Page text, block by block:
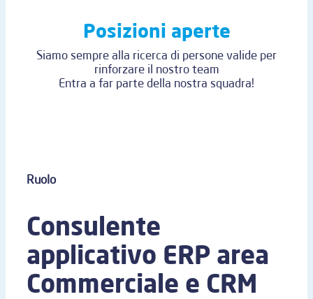
Posizioni aperte
Siamo sempre alla ricerca di persone valide per
rinforzare il nostro team
Entra a far parte della nostra squadra!
Ruolo
Consulente
applicativo ERP area
Commerciale e CRM